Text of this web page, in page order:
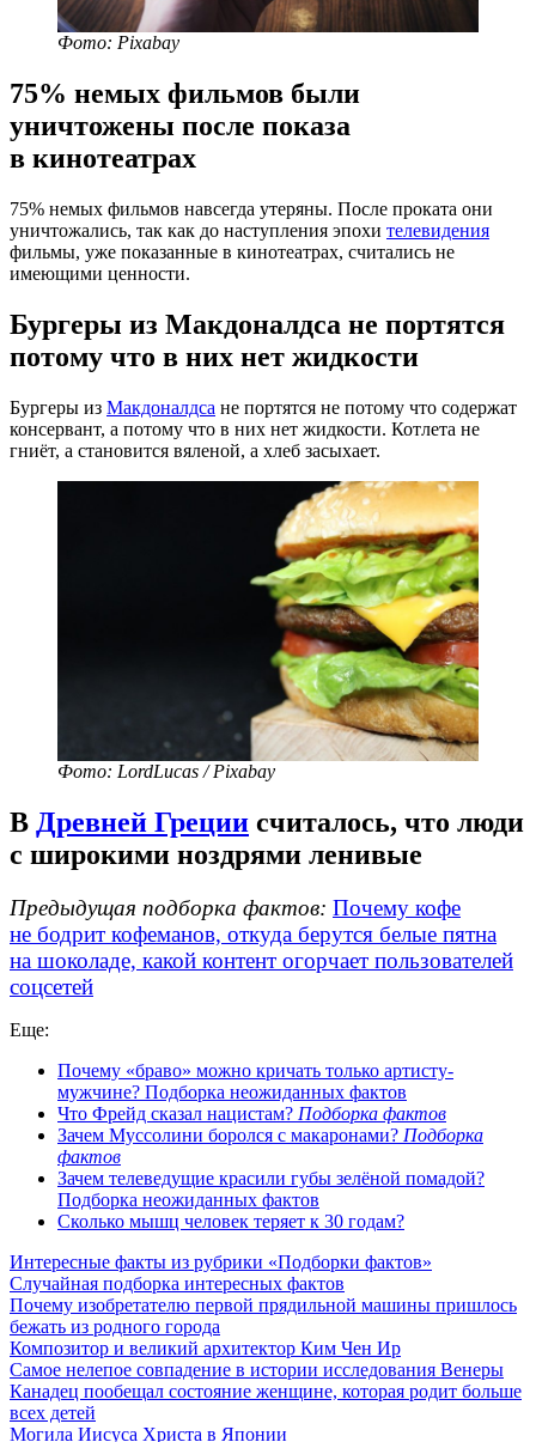
Фото: Pixabay
75% немых фильмов были
уничтожены после показа
в кинотеатрах
75% немых фильмов навсегда утеряны. После проката они
уничтожались, так как до наступления эпохи телевидения
фильмы, уже показанные в кинотеатрах, считались не
имеющими ценности.
Бургеры из Макдоналдса не портятся
потому что в них нет жидкости
Бургеры из Макдоналдса не портятся не потому что содержат
консервант, а потому что в них нет жидкости. Котлета не
гниёт, а становится вяленой, а хлеб засыхает.
Фото: LordLucas / Pixabay
В Древней Греции считалось, что люди
с широкими ноздрями ленивые
Предыдущая подборка фактов: Почему кофе
не бодрит кофеманов, откуда берутся белые пятна
на шоколаде, какой контент огорчает пользователей
соцсетей
Еще:
Почему «браво» можно кричать только артисту-
мужчине? Подборка неожиданных фактов
Что Фрейд сказал нацистам? Подборка фактов
Зачем Муссолини боролся с макаронами? Подборка
фактов
Зачем телеведущие красили губы зелёной помадой?
Подборка неожиданных фактов
Сколько мышц человек теряет к 30 годам?
Интересные факты из рубрики «Подборки фактов»
Случайная подборка интересных фактов
Почему изобретателю первой прядильной машины пришлось
бежать из родного города
Композитор и великий архитектор Ким Чен Ир
Самое нелепое совпадение в истории исследования Венеры
Канадец пообещал состояние женщине, которая родит больше
всех детей
Могила Иисуса Христа в Японии